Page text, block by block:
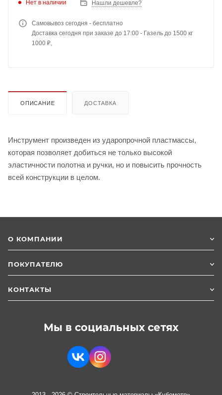
Нет в наличии Нашли дешевле?
Самовывоз сегодня - бесплатно
Доставка сегодня при заказе до 17:00 - Газель до 1500 кг
1000 ₽,
ОПИСАНИЕ ДОСТАВКА
Инструмент произведен из ударопрочной пластмассы,
которая позволяет добиться не только высокой
эластичности полотна и ручки, но и повысить прочность
всей конструкции в целом.
О КОМПАНИИ
ПОКУПАТЕЛЮ
КОНТАКТЫ
Мы в социальных сетях